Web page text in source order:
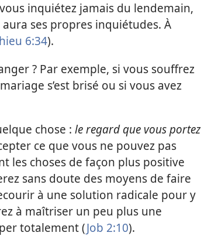
inquiétez jamais du lendemain,
ses propres inquiétudes. À
6:34).
? Par exemple, si vous souffrez
s’est brisé ou si vous avez
chose : le regard que vous portez
ce que vous ne pouvez pas
les choses de façon plus positive
sans doute des moyens de faire
à une solution radicale pour y
à maîtriser un peu plus une
totalement (Job 2:10).